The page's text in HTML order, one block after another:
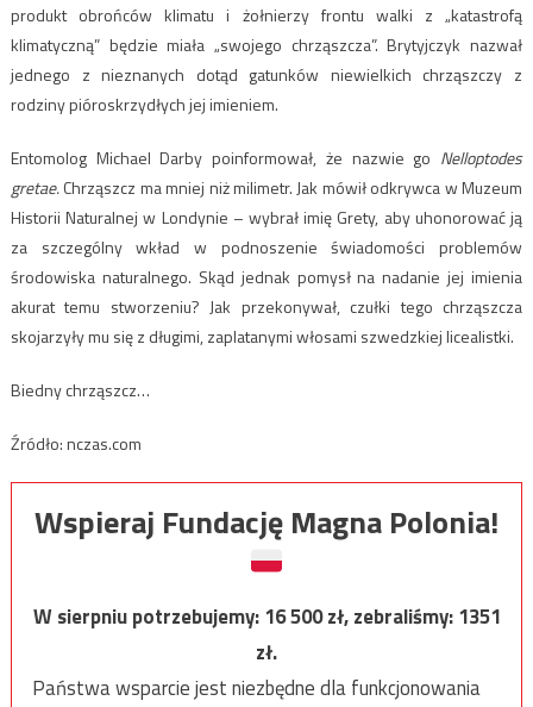
produkt obrońców klimatu i żołnierzy frontu walki z „katastrofą
klimatyczną” będzie miała „swojego chrząszcza”. Brytyjczyk nazwał
jednego z nieznanych dotąd gatunków niewielkich chrząszczy z
rodziny pióroskrzydłych jej imieniem.
Entomolog Michael Darby poinformował, że nazwie go Nelloptodes
gretae.Chrząszcz ma mniej niż milimetr. Jak mówił odkrywca w Muzeum
Historii Naturalnej w Londynie – wybrał imię Grety, aby uhonorować ją
za szczególny wkład w podnoszenie świadomości problemów
środowiska naturalnego. Skąd jednak pomysł na nadanie jej imienia
akurat temu stworzeniu? Jak przekonywał, czułki tego chrząszcza
skojarzyły mu się z długimi, zaplatanymi włosami szwedzkiej licealistki.
Biedny chrząszcz…
Źródło: nczas.com
Wspieraj Fundację Magna Polonia!
W sierpniu potrzebujemy:16 500zł, zebraliśmy:1351
zł.
Państwa wsparcie jest niezbędne dla funkcjonowania